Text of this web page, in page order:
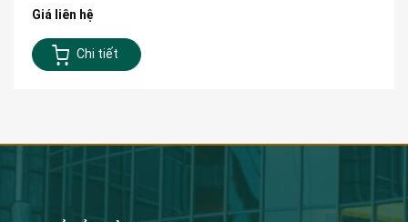
Giá liên hệ
Chi tiết